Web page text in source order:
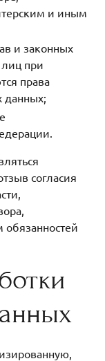
и иным
и законных
лиц при
права
данных;
согласия